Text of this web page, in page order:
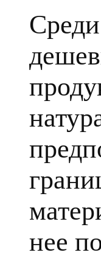
нее